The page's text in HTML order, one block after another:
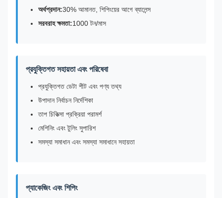
অর্থপ্রদান:30% আমানত, শিপিংয়ের আগে ব্যালেন্স
সরবরাহ ক্ষমতা:1000 টন/মাস
প্রযুক্তিগত সহায়তা এবং পরিষেবা
প্রযুক্তিগত ডেটা শীট এবং পণ্য তথ্য
উপাদান নির্বাচন নির্দেশিকা
তাপ চিকিত্সা প্রক্রিয়া পরামর্শ
মেশিনিং এবং টুলিং সুপারিশ
সমস্যা সমাধান এবং সমস্যা সমাধানে সহায়তা
প্যাকেজিং এবং শিপিং